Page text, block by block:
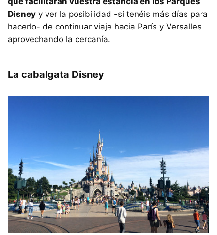
Disney y ver la posibilidad -si tenéis más días para
hacerlo- de continuar viaje hacia París y Versalles
aprovechando la cercanía.
La cabalgata Disney